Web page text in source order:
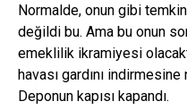
Normalde, onun gibi
değildi bu. Ama bu onun
emeklilik ikramiyesi
havası gardını
Deponun kapısı kapandı.